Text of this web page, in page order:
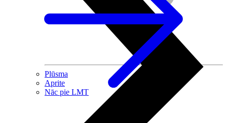
Plūsma
Aprite
Nāc pie LMT